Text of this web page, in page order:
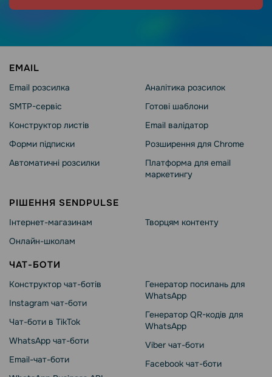
EMAIL
Email розсилка
SMTP-сервіс
Конструктор листів
Форми підписки
Автоматичні розсилки
Аналітика розсилок
Готові шаблони
Email валідатор
Розширення для Chrome
Платформа для email
маркетингу
РІШЕННЯ SENDPULSE
Інтернет-магазинам
Онлайн-школам
Творцям контенту
ЧАТ-БОТИ
Конструктор чат-ботів
Instagram чат-боти
Чат-боти в TikTok
WhatsApp чат-боти
Email-чат-боти
Генератор посилань для
WhatsApp
Генератор QR-кодів для
WhatsApp
Viber чат-боти
Facebook чат-боти